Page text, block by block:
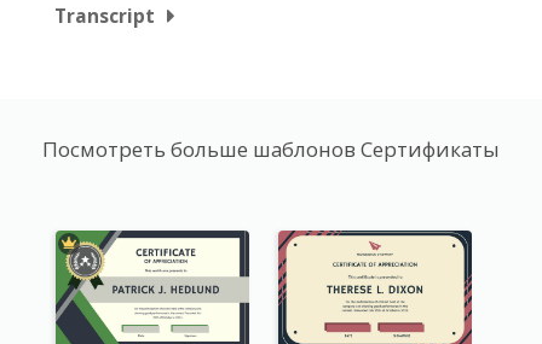
Transcript
Посмотреть больше шаблонов Сертификаты